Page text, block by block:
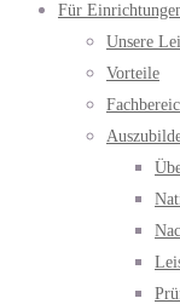
Für
Unsere
Vorteile